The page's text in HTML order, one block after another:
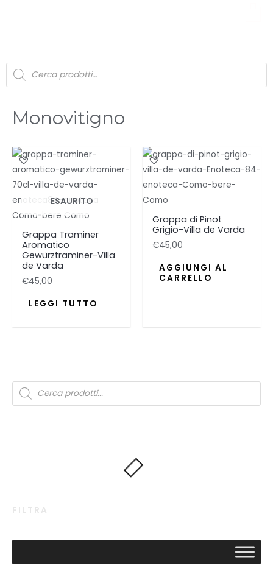
FILTRA
Monovitigno
ESAURITO
Grappa Traminer
Aromatico
Gewürztraminer-Villa
de Varda
€45,00
LEGGI TUTTO
Grappa di Pinot
Grigio-Villa de Varda
€45,00
AGGIUNGI AL
CARRELLO